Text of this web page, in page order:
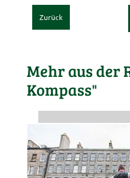
Zurück
Mehr aus der
Kompass"